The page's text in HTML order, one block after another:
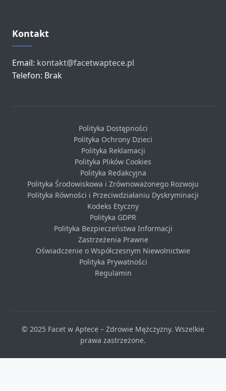
Kontakt
Email: kontakt@facetwaptece.pl
Telefon: Brak
Polityka Dostępności
Polityka Ochrony Dzieci
Polityka Reklamacji
Polityka Plików Cookies
Polityka Redakcyjna
Polityka Środowiskowa i Zrównoważonego Rozwoju
Polityka Równości i Przeciwdziałaniu Dyskryminacji
Kodeks Etyczny
Polityka GDPR
Polityka Bezpieczeństwa Informacji
Zastrzeżenia Prawne
Oświadczenie o Współczesnym Niewolnictwie
Polityka Prywatności
Regulamin
© 2025 Facet w Aptece – Zdrowie Mężczyzny. Wszelkie
prawa zastrzeżone.